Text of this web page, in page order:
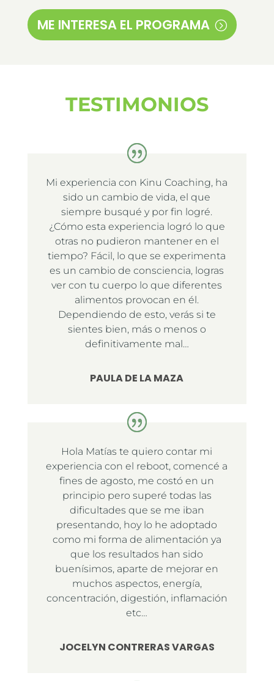
ME INTERESA EL PROGRAMA
TESTIMONIOS
Mi experiencia con Kinu Coaching, ha
sido un cambio de vida, el que
siempre busqué y por fin logré.
¿Cómo esta experiencia logró lo que
otras no pudieron mantener en el
tiempo? Fácil, lo que se experimenta
es un cambio de consciencia, logras
ver con tu cuerpo lo que diferentes
alimentos provocan en él.
Dependiendo de esto, verás si te
sientes bien, más o menos o
definitivamente mal…
PAULA DE LA MAZA
Hola Matías te quiero contar mi
experiencia con el reboot, comencé a
fines de agosto, me costó en un
principio pero superé todas las
dificultades que se me iban
presentando, hoy lo he adoptado
como mi forma de alimentación ya
que los resultados han sido
buenísimos, aparte de mejorar en
muchos aspectos, energía,
concentración, digestión, inflamación
etc…
JOCELYN CONTRERAS VARGAS